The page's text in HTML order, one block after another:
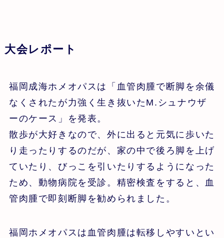
大会レポート
福岡成海ホメオパスは「血管肉腫で断脚を余儀
なくされたが力強く生き抜いたM.シュナウザ
ーのケース」を発表。
散歩が大好きなので、外に出ると元気に歩いた
り走ったりするのだが、家の中で後ろ脚を上げ
ていたり、びっこを引いたりするようになった
ため、動物病院を受診。精密検査をすると、血
管肉腫で即刻断脚を勧められました。
福岡ホメオパスは血管肉腫は転移しやすいとい